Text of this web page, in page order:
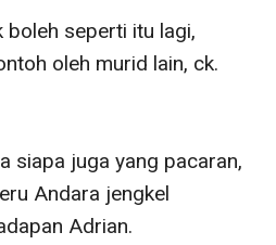
boleh seperti itu lagi,
oleh murid lain, ck.
siapa juga yang pacaran,
Andara jengkel
Adrian.